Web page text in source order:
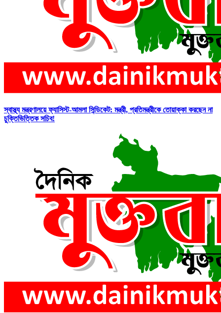
স্বাস্থ্য মন্ত্রণালয়ে ফ্যাসিস্ট-আমলা সিন্ডিকেট: মন্ত্রী, প্রতিমন্ত্রীকে তোয়াক্কা করছেন না
চুক্তিভিত্তিক সচিব!